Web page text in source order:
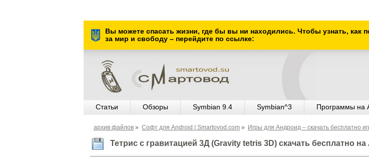
Вы можете спасать жизни, где бы вы ни находились. Чтобы узнать, как
за мир и свободу – перейдите по ссылке:
Статьи Обзоры Symbian 9.4 Symbian^3 Программы на
архив файлов » Cофт для Android | Smartovod.com » Игры для Андроид – скачать бесплатно
Тетрис с гравитацией 3Д (Gravity tetris 3D) скачать бесплатно